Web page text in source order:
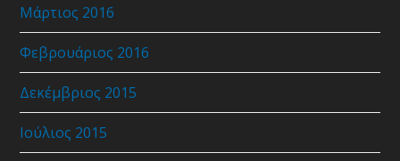
Μάρτιος 2016
Φεβρουάριος 2016
Δεκέμβριος 2015
Ιούλιος 2015